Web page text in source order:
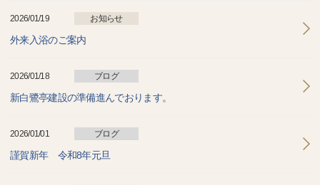
2026/01/19 お知らせ
外来入浴のご案内
2026/01/18 ブログ
新白鷺亭建設の準備進んでおります。
2026/01/01 ブログ
謹賀新年 令和8年元旦